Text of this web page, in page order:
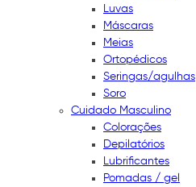
Luvas
Máscaras
Meias
Ortopédicos
Seringas/agulhas
Soro
Cuidado Masculino
Colorações
Depilatórios
Lubrificantes
Pomadas / gel